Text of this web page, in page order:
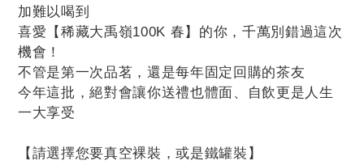
加難以喝到
喜愛【稀藏大禹嶺100K 春】的你，千萬別錯過這次
機會！
不管是第一次品茗，還是每年固定回購的茶友
今年這批，絕對會讓你送禮也體面、自飲更是人生
一大享受
【請選擇您要真空裸裝，或是鐵罐裝】